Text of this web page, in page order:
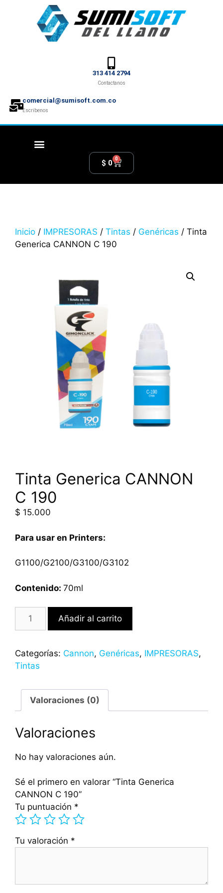
313 414 2794
Contactanos
comercial@sumisoft.com.co
Escribenos
$ 0 0
Inicio / IMPRESORAS / Tintas / Genéricas / Tinta
Generica CANNON C 190
Tinta Generica CANNON
C 190
$ 15.000
Para usar en Printers:
G1100/G2100/G3100/G3102
Contenido: 70ml
Añadir al carrito
Categorías: Cannon, Genéricas, IMPRESORAS,
Tintas
Valoraciones (0)
Valoraciones
No hay valoraciones aún.
Sé el primero en valorar “Tinta Generica
CANNON C 190”
Tu puntuación *
Tu valoración *